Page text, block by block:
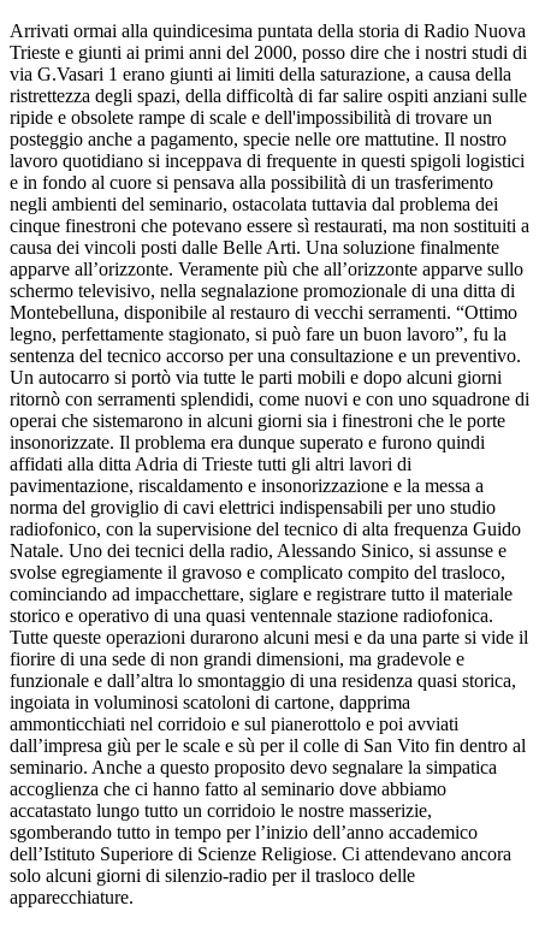
Arrivati ormai alla quindicesima puntata della storia di Radio Nuova
Trieste e giunti ai primi anni del 2000, posso dire che i nostri studi di
via G.Vasari 1 erano giunti ai limiti della saturazione, a causa della
ristrettezza degli spazi, della difficoltà di far salire ospiti anziani sulle
ripide e obsolete rampe di scale e dell'impossibilità di trovare un
posteggio anche a pagamento, specie nelle ore mattutine. Il nostro
lavoro quotidiano si inceppava di frequente in questi spigoli logistici
e in fondo al cuore si pensava alla possibilità di un trasferimento
negli ambienti del seminario, ostacolata tuttavia dal problema dei
cinque finestroni che potevano essere sì restaurati, ma non sostituiti a
causa dei vincoli posti dalle Belle Arti. Una soluzione finalmente
apparve all’orizzonte. Veramente più che all’orizzonte apparve sullo
schermo televisivo, nella segnalazione promozionale di una ditta di
Montebelluna, disponibile al restauro di vecchi serramenti. “Ottimo
legno, perfettamente stagionato, si può fare un buon lavoro”, fu la
sentenza del tecnico accorso per una consultazione e un preventivo.
Un autocarro si portò via tutte le parti mobili e dopo alcuni giorni
ritornò con serramenti splendidi, come nuovi e con uno squadrone di
operai che sistemarono in alcuni giorni sia i finestroni che le porte
insonorizzate. Il problema era dunque superato e furono quindi
affidati alla ditta Adria di Trieste tutti gli altri lavori di
pavimentazione, riscaldamento e insonorizzazione e la messa a
norma del groviglio di cavi elettrici indispensabili per uno studio
radiofonico, con la supervisione del tecnico di alta frequenza Guido
Natale. Uno dei tecnici della radio, Alessando Sinico, si assunse e
svolse egregiamente il gravoso e complicato compito del trasloco,
cominciando ad impacchettare, siglare e registrare tutto il materiale
storico e operativo di una quasi ventennale stazione radiofonica.
Tutte queste operazioni durarono alcuni mesi e da una parte si vide il
fiorire di una sede di non grandi dimensioni, ma gradevole e
funzionale e dall’altra lo smontaggio di una residenza quasi storica,
ingoiata in voluminosi scatoloni di cartone, dapprima
ammonticchiati nel corridoio e sul pianerottolo e poi avviati
dall’impresa giù per le scale e sù per il colle di San Vito fin dentro al
seminario. Anche a questo proposito devo segnalare la simpatica
accoglienza che ci hanno fatto al seminario dove abbiamo
accatastato lungo tutto un corridoio le nostre masserizie,
sgomberando tutto in tempo per l’inizio dell’anno accademico
dell’Istituto Superiore di Scienze Religiose. Ci attendevano ancora
solo alcuni giorni di silenzio-radio per il trasloco delle
apparecchiature.